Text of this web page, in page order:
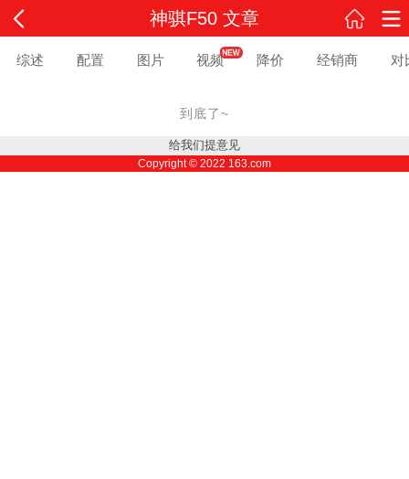
神骐F50 文章
综述 配置 图片 视频 降价 经销商 对
到底了~
给我们提意见
Copyright © 2022 163.com